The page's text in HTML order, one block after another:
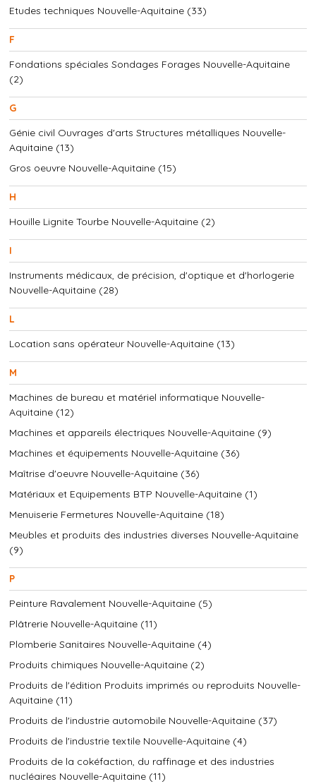
Etudes techniques Nouvelle-Aquitaine (33)
F
Fondations spéciales Sondages Forages Nouvelle-Aquitaine
(2)
G
Génie civil Ouvrages d'arts Structures métalliques Nouvelle-
Aquitaine (13)
Gros oeuvre Nouvelle-Aquitaine (15)
H
Houille Lignite Tourbe Nouvelle-Aquitaine (2)
I
Instruments médicaux, de précision, d'optique et d'horlogerie
Nouvelle-Aquitaine (28)
L
Location sans opérateur Nouvelle-Aquitaine (13)
M
Machines de bureau et matériel informatique Nouvelle-
Aquitaine (12)
Machines et appareils électriques Nouvelle-Aquitaine (9)
Machines et équipements Nouvelle-Aquitaine (36)
Maîtrise d'oeuvre Nouvelle-Aquitaine (36)
Matériaux et Equipements BTP Nouvelle-Aquitaine (1)
Menuiserie Fermetures Nouvelle-Aquitaine (18)
Meubles et produits des industries diverses Nouvelle-Aquitaine
(9)
P
Peinture Ravalement Nouvelle-Aquitaine (5)
Plâtrerie Nouvelle-Aquitaine (11)
Plomberie Sanitaires Nouvelle-Aquitaine (4)
Produits chimiques Nouvelle-Aquitaine (2)
Produits de l'édition Produits imprimés ou reproduits Nouvelle-
Aquitaine (11)
Produits de l'industrie automobile Nouvelle-Aquitaine (37)
Produits de l'industrie textile Nouvelle-Aquitaine (4)
Produits de la cokéfaction, du raffinage et des industries
nucléaires Nouvelle-Aquitaine (11)